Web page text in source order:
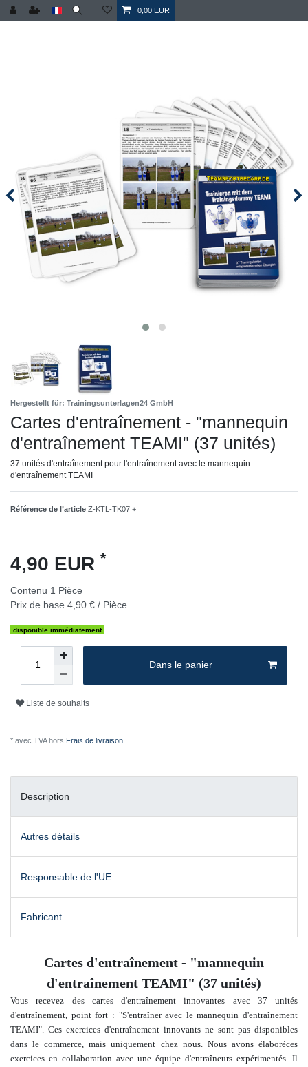
0,00 EUR
Hergestellt für: Trainingsunterlagen24 GmbH
Cartes d'entraînement - "mannequin
d'entraînement TEAMI" (37 unités)
37 unités d'entraînement pour l'entraînement avec le mannequin
d'entraînement TEAMI
Référence de l’article Z-KTL-TK07 +
4,90 EUR *
Contenu 1 Pièce
Prix de base 4,90 € / Pièce
disponible immédiatement
Dans le panier
Liste de souhaits
* avec TVA hors Frais de livraison
Description
Autres détails
Responsable de l'UE
Fabricant
Cartes d'entraînement - "mannequin
d'entraînement TEAMI" (37 unités)
Vous recevez des cartes d'entraînement innovantes avec 37 unités
d'entraînement, point fort : "S'entraîner avec le mannequin d'entraînement
TEAMI". Ces exercices d'entraînement innovants ne sont pas disponibles
dans le commerce, mais uniquement chez nous. Nous avons élaboréces
exercices en collaboration avec une équipe d'entraîneurs expérimentés. Il